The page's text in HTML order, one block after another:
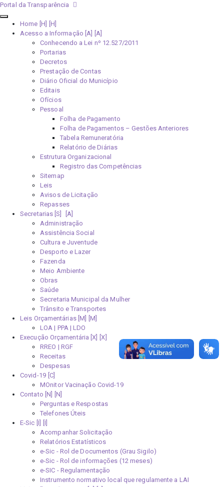
Portal da Transparência
Home [H]
Acesso a Informação [A]
Conhecendo a Lei nº 12.527/2011
Portarias
Decretos
Prestação de Contas
Diário Oficial do Município
Editais
Ofícios
Pessoal
Folha de Pagamento
Folha de Pagamentos – Gestões Anteriores
Tabela Remuneratória
Relatório de Diárias
Estrutura Organizacional
Registro das Competências
Sitemap
Leis
Avisos de Licitação
Repasses
Secretarias [S]
Administração
Assistência Social
Cultura e Juventude
Desporto e Lazer
Fazenda
Meio Ambiente
Obras
Saúde
Secretaria Municipal da Mulher
Trânsito e Transportes
Leis Orçamentárias [M]
LOA | PPA | LDO
Execução Orçamentária [X]
RREO | RGF
Receitas
Despesas
Covid-19
MOnitor Vacinação Covid-19
Contato [N]
Perguntas e Respostas
Telefones Úteis
E-Sic [I]
Acompanhar Solicitação
Relatórios Estatísticos
e-Sic - Rol de Documentos (Grau Sigilo)
e-Sic - Rol de informações (12 meses)
e-SIC - Regulamentação
Instrumento normativo local que regulamente a LAI